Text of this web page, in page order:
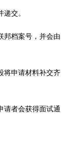
交。
邦档案号，并会由
将申请材料补交齐
请者会获得面试通